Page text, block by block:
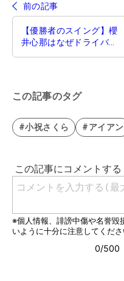
前の記事
【優勝者のスイング】櫻
井心那はなぜドライバー
この記事のタグ
#小祝さくら #アイアン